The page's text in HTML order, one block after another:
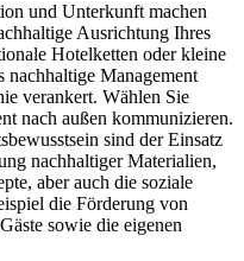
und Unterkunft machen
Ausrichtung Ihres
Hotelketten oder kleine
nachhaltige Management
verankert. Wählen Sie
nach außen kommunizieren.
sind der Einsatz
nachhaltiger Materialien,
aber auch die soziale
die Förderung von
sowie die eigenen